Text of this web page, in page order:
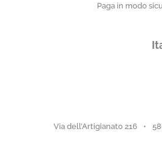
Paga in modo
Via dell’Artigianato 216